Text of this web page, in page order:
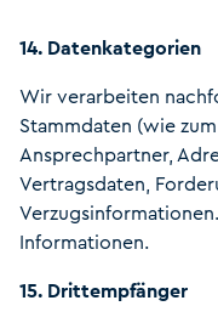
14. Datenkategorien
Wir verarbeiten
Stammdaten (wie
Ansprechpartner,
Vertragsdaten,
Informationen.
15. Drittempfänger